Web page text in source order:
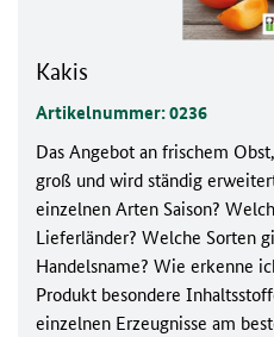
Kakis
Artikelnummer: 0236
Das Angebot an frischem
groß und wird ständig
einzelnen Arten Saison?
Lieferländer? Welche Sorten
Handelsname? Wie erkenne
Produkt besondere
einzelnen Erzeugnisse am